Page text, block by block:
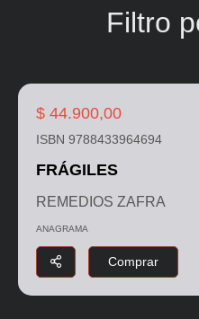
Filtro
$ 44.900,00
ISBN 9788433964694
FRÁGILES
REMEDIOS ZAFRA
ANAGRAMA
Comprar